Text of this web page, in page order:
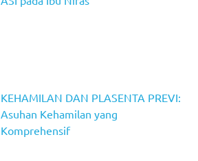
KEHAMILAN DAN PLASENTA PREVI:
Asuhan Kehamilan yang
Komprehensif